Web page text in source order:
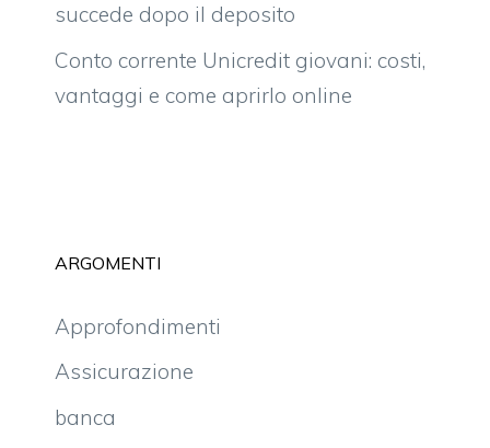
succede dopo il deposito
Conto corrente Unicredit giovani: costi,
vantaggi e come aprirlo online
ARGOMENTI
Approfondimenti
Assicurazione
banca